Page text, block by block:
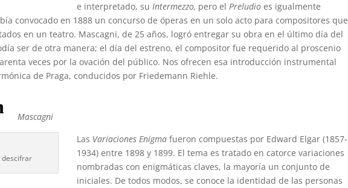
e interpretado, suIntermezzo, pero elPreludio es igualmente
convocado en 1888 un concurso de óperas en un solo acto para compositores que
en un teatro. Mascagni, de 25 años, logró entregar su obra en el último día del
ser de otra manera; el día del estreno, el compositor fue requerido al proscenio
veces por la ovación del público. Nos ofrecen esa introducción instrumental
de Praga, conducidos por Friedemann Riehle.
Mascagni
descifrar
Las Variaciones Enigma fueron compuestas por Edward Elgar (1857-
1934) entre 1898 y 1899. El tema es tratado en catorce variaciones
nombradas con enigmáticas claves, la mayoría un conjunto de
iniciales. De todos modos, se conoce la identidad de las personas